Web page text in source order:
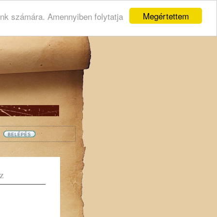
Megértettem
számára. Amennyiben folytatja
Z